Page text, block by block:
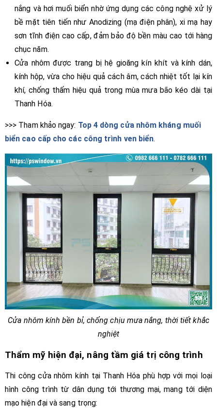
nắng và hơi muối biển nhờ ứng dụng các công nghệ xử lý
bề mặt tiên tiến như Anodizing (mạ điện phân), xi mạ hay
sơn tĩnh điện cao cấp, đảm bảo độ bền màu cao tới hàng
chục năm.
Cửa nhôm được trang bị hệ gioăng kín khít và kính dán,
kính hộp, vừa cho hiệu quả cách âm, cách nhiệt tốt lại kín
khí, chống thấm hiệu quả trong mùa mưa bão kéo dài tại
Thanh Hóa.
>>> Tham khảo ngay: Top 4 dòng cửa nhôm kháng muối
biển cao cấp cho các công trình ven biển.
Cửa nhôm kính bền bỉ, chống chịu mưa nắng, thời tiết khắc
nghiệt
Thẩm mỹ hiện đại, nâng tầm giá trị công trình
Thi công cửa nhôm kính tại Thanh Hóa phù hợp với mọi loại
hình công trình từ dân dụng tới thương mại, mang tới diện
mạo hiện đại và sang trọng: